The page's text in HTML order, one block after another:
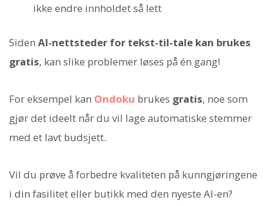
ikke endre innholdet så lett
Siden AI-nettsteder for tekst-til-tale kan brukes
gratis, kan slike problemer løses på én gang!
For eksempel kan Ondoku brukes gratis, noe som
gjør det ideelt når du vil lage automatiske stemmer
med et lavt budsjett.
Vil du prøve å forbedre kvaliteten på kunngjøringene
i din fasilitet eller butikk med den nyeste AI-en?